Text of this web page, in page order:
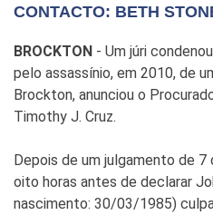
CONTACTO: BETH
BROCKTON - Um júri
pelo assassínio, em 2010, de
Brockton, anunciou o
Timothy J. Cruz.
Depois de um julgamento de 7
oito horas antes de declarar
nascimento: 30/03/1985)